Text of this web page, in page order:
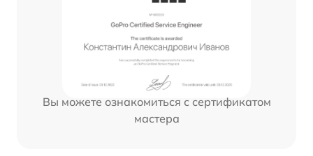
Вы можете ознакомиться с сертификатом
мастера